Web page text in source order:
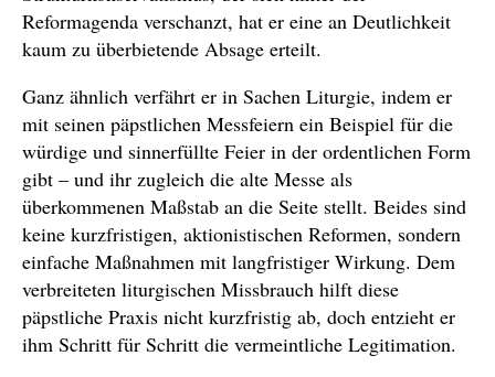
Reformagenda verschanzt, hat er eine an Deutlichkeit
kaum zu überbietende Absage erteilt.
Ganz ähnlich verfährt er in Sachen Liturgie, indem er
mit seinen päpstlichen Messfeiern ein Beispiel für die
würdige und sinnerfüllte Feier in der ordentlichen Form
gibt – und ihr zugleich die alte Messe als
überkommenen Maßstab an die Seite stellt. Beides sind
keine kurzfristigen, aktionistischen Reformen, sondern
einfache Maßnahmen mit langfristiger Wirkung. Dem
verbreiteten liturgischen Missbrauch hilft diese
päpstliche Praxis nicht kurzfristig ab, doch entzieht er
ihm Schritt für Schritt die vermeintliche Legitimation.